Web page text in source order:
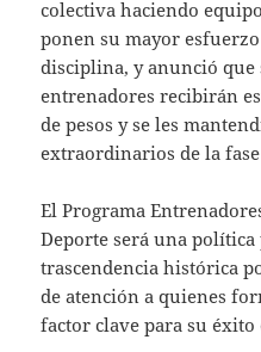
colectiva haciendo
ponen su mayor
disciplina, y anunció que
entrenadores recibirán
de pesos y se les
extraordinarios de la
El Programa
Deporte será una política
trascendencia histórica
de atención a quienes
factor clave para su éxito